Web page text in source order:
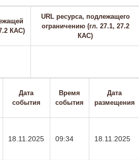
КАС)
URL ресурса, подлежащего
ограничению (гл. 27.1, 27.2
КАС)
Дата
события
Время
события
Дата
размещения
18.11.2025 09:34 18.11.2025